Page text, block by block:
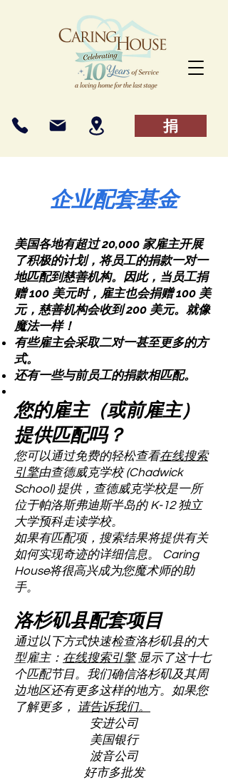
捐
企业配套基金
美国各地有超过 20,000 家雇主开展
了积极的计划，将员工的捐款一对一
地匹配到慈善机构。因此，当员工捐
赠 100 美元时，雇主也会捐赠 100 美
元，慈善机构会收到 200 美元。就像
魔法一样！
有些雇主会采取二对一甚至更多的方
式。
还有一些与前员工的捐款相匹配。
您的雇主（或前雇主）
提供匹配吗？
您可以通过免费的轻松查看在线搜索
引擎由查德威克学校 (Chadwick
School) 提供，查德威克学校是一所
位于帕洛斯弗迪斯半岛的 K-12 独立
大学预科走读学校。
如果有匹配项，搜索结果将提供有关
如何实现奇迹的详细信息。 Caring
House将很高兴成为您魔术师的助
手。
洛杉矶县配套项目
通过以下方式快速检查洛杉矶县的大
型雇主： 在线搜索引擎显示了这十七
个匹配节目。我们确信洛杉矶及其周
边地区还有更多这样的地方。如果您
了解更多，
请告诉我们。
安进公司
美国银行
波音公司
好市多批发